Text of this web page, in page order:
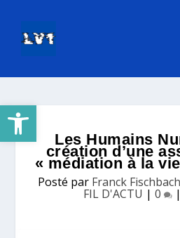
Ouvrir la barre d’outils
Les Humains
création d’une
« médiation à la
Posté par Franck Fischbach
FIL D'ACTU | 0 |